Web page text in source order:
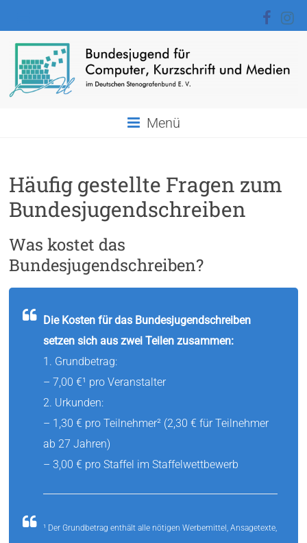
springen
Computer,
Kurzschrift
und
Menü
Häufig gestellte Fragen zum
Bundesjugendschreiben
Was kostet das
Bundesjugendschreiben?
Die Kosten für das Bundesjugendschreiben
setzen sich aus zwei Teilen zusammen:
1. Grundbetrag:
– 7,00 €¹ pro Veranstalter
2. Urkunden:
– 1,30 € pro Teilnehmer² (2,30 € für Teilnehmer
ab 27 Jahren)
– 3,00 € pro Staffel im Staffelwettbewerb
¹ Der Grundbetrag enthält alle nötigen Werbemittel, Ansagetexte,